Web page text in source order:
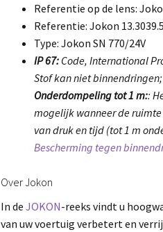
Referentie op de lens:
Referentie: Jokon
Type: Jokon SN 770/24V
IP 67: Code, International
Stof kan niet
Onderdompeling tot 1 m::
mogelijk wanneer de
van druk en tijd (tot 1 m
Bescherming tegen
Over Jokon
In deJOKON-reeks vindt u
van uw voertuig verbetert en